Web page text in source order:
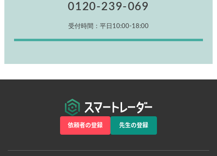
0120-239-069
受付時間：平日10:00-18:00
依頼者の登録 先生の登録